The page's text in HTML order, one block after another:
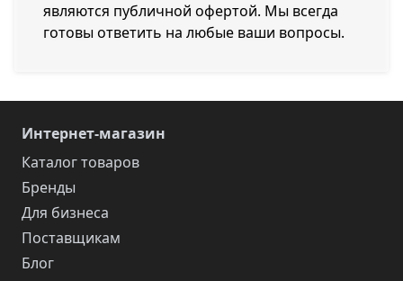
являются публичной офертой. Мы всегда
готовы ответить на любые ваши вопросы.
Интернет-магазин
Каталог товаров
Бренды
Для бизнеса
Поставщикам
Блог